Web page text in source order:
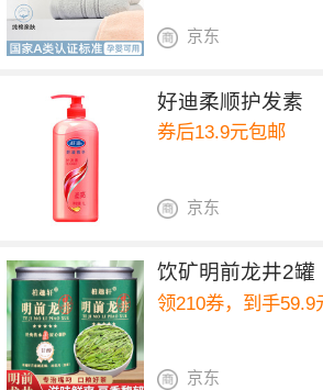
京东
好迪柔顺护发素
券后13.9元包邮
京东
饮矿明前龙井2罐
领210券，到手59.9
京东